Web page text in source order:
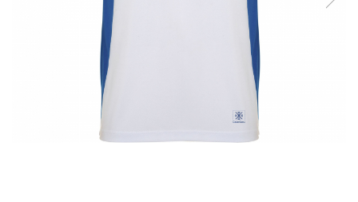
Simboluri tradiționale
Tricouri cu mesaje de bine
Tricouri de poveste
Colecții speciale